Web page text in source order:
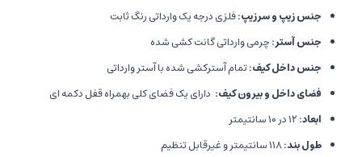
جنس زیپ و سرزیپ:فلزی درجه یک وارداتی رنگ ثابت
جنس آستر:چرمی وارداتی گانت کشی شده
جنس داخل کیف:تمام آسترکشی شده با آستر وارداتی
فضای داخل و بیرون کیف: دارای یک فضای کلی بهمراه قفل دکمه ای
ابعاد:
طول بند: